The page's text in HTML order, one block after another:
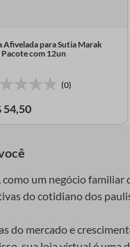
Afivelada para Sutia Marak
Pacote com 12un
(0)
54 50
um negócio familiar
do cotidiano dos
do mercado e